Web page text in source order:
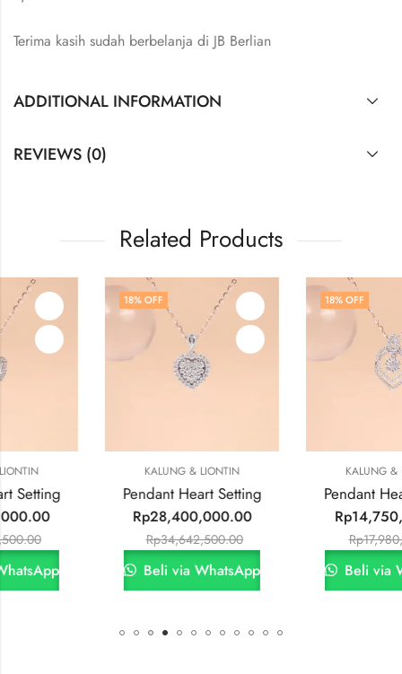
Terima kasih sudah berbelanja di JB Berlian
ADDITIONAL INFORMATION
REVIEWS (0)
Related Products
18
KALUNG & LIONTIN
Pendant Heart Setting
28,400,000.00
34,642,500.00
Beli via WhatsApp
18
KALUNG & LIONTIN
Pendant Heart Setting
14,750,000.00
17,980,000.00
Beli via WhatsApp